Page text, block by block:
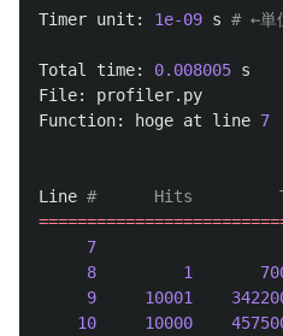
Timer unit : 1e-09 s
Total time: 0.008005 s
File: profiler. py
Function: hoge at line 7
Line
7
8
1
9
10001
10
10000